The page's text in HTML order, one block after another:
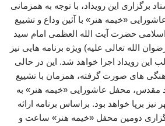
برگزاری این رویداد، با توجه به همزمانی
«خیمه هنر» با آئین وداع و تشییع
اسلامی حضرت آیت الله العظمی امام سید
الله تعالی علیه) ویژه برنامه هایی نیز
این رویداد اجرا خواهد شد. این در حالی
های صورت گرفته، همزمان با تشییع
مقدس، محفل عاشورایی «خیمه هنر» به
نیز برپا خواهد بود. براساس برنامه ارائه
دومین محفل «خیمه هنر» ساعت و